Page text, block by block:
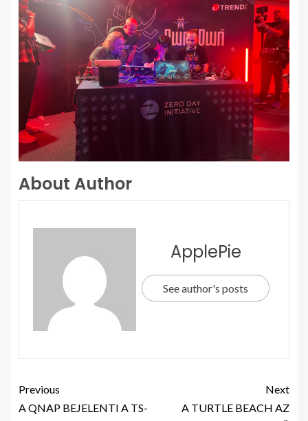
About Author
ApplePie
See author's posts
Previous
A QNAP BEJELENTI A TS-
Next
A TURTLE BEACH AZ